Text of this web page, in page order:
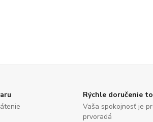
Rýchle doručenie
Vaša spokojnosť je
prvoradá